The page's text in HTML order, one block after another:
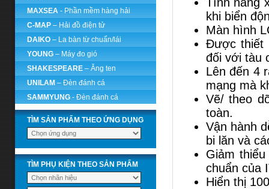
MAXSEA - Phần mềm hàng hải
C-MAP – Hải đồ điện tử
DAIKO – La bàn từ chuẩn/lái
YOUNG – Máy đo gió
SHAKESPEARE – Ăng ten
UNILAM – Đèn đánh cá
SAMMYUNG - Đèn đánh cá
TÌM SẢN PHẨM THEO ỨNG DỤNG
TÌM PHỤ KIỆN THEO SẢN PHẨM
khi biển
Màn hình
Được thiết
đối với tàu
Lên đến 4
mạng mà
Vẽ/ theo
toàn.
Vận hành
bi lăn và
Giảm
chuẩn của
Hiển thị